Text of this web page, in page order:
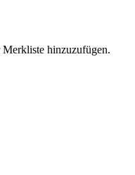
hinzuzufügen.